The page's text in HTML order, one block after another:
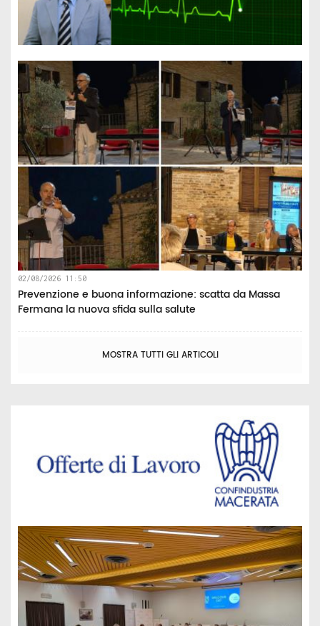
02/08/2026 11:50
Prevenzione e buona informazione: scatta da Massa
Fermana la nuova sfida sulla salute
MOSTRA TUTTI GLI ARTICOLI